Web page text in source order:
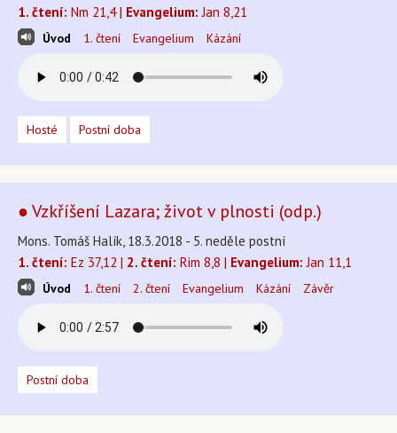
1. čtení: Nm 21,4 | Evangelium: Jan 8,21
Úvod 1. čtení Evangelium Kázání
Hosté Postní doba
● Vzkříšení Lazara; život v plnosti (odp.)
Mons. Tomáš Halík, 18.3.2018 - 5. neděle postní
1. čtení: Ez 37,12 | 2. čtení: Rim 8,8 | Evangelium: Jan 11,1
Úvod 1. čtení 2. čtení Evangelium Kázání Závěr
Postní doba